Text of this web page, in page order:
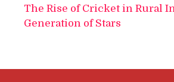
The Rise of Cricket in Rural
Generation of Stars